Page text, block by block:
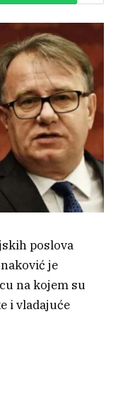
poslova
je
na kojem su
i vladajuće